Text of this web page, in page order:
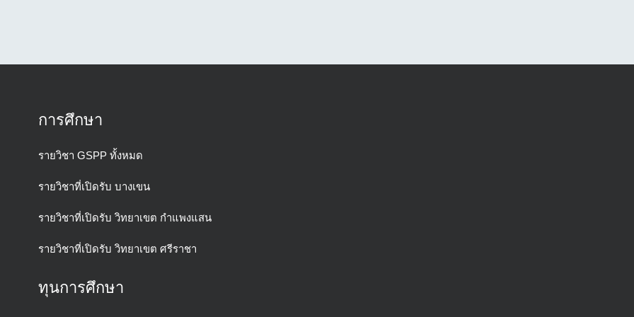
การศึกษา
รายวิชา GSPP ทั้งหมด
รายวิชาที่เปิดรับ บางเขน
รายวิชาที่เปิดรับ วิทยาเขต กำแพงแสน
รายวิชาที่เปิดรับ วิทยาเขต ศรีราชา
ทุนการศึกษา